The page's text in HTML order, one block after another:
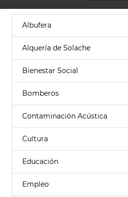
Albufera
Alquería de Solache
Bienestar Social
Bomberos
Contaminación Acústica
Cultura
Educación
Empleo